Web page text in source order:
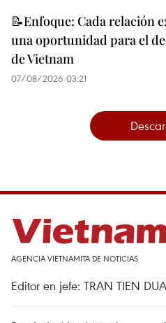
📝Enfoque: Cada relación
una oportunidad para el
de Vietnam
07/08/2026 03:21
AGENCIA VIETNAMITA DE NOTICIAS
Editor en jefe: TRAN TIEN